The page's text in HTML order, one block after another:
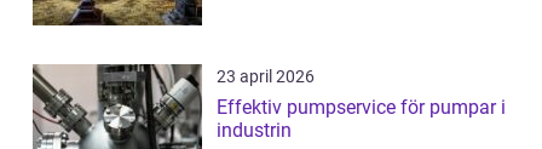
23 april 2026
Effektiv pumpservice för pumpar i
industrin